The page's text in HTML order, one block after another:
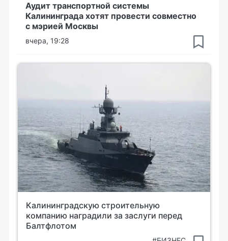
Аудит транспортной системы
Калининграда хотят провести совместно
с мэрией Москвы
вчера, 19:28
Калининградскую строительную
компанию наградили за заслуги перед
Балтфлотом